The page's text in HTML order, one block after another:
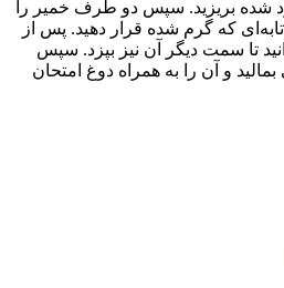
شده بریزید. سپس دو طرف خمیر را
که گرم شده قرار دهید. پس از
تا سمت دیگر آن نیز بپزد. سپس
و آن را به همراه دوغ امتحان